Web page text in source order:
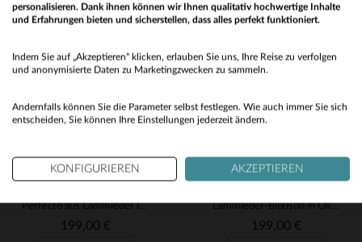
S M L XL 3XL
4XL
S M L XL
3XL
Perfecto aus Lammleder in Tan: slimfit, modern und mit Biker-Charme.
199,00 €
Lammleder-Blouson in Oliv: schmal, weich und perfekt tailliert.
199,00 €
No
personalisieren. Dank ihnen können wir Ihnen qualitativ hochwertige Inhalte
und Erfahrungen bieten und sicherstellen, dass alles perfekt funktioniert.
Indem Sie auf „Akzeptieren“ klicken, erlauben Sie uns, Ihre Reise zu verfolgen
und anonymisierte Daten zu Marketingzwecken zu sammeln.
Andernfalls können Sie die Parameter selbst festlegen. Wie auch immer Sie sich
entscheiden, Sie können Ihre Einstellungen jederzeit ändern.
KONFIGURIEREN AKZEPTIEREN